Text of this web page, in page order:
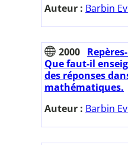
Auteur : Barbin
2000
Que faut-il
des réponses
mathématiques.
Auteur : Barbin